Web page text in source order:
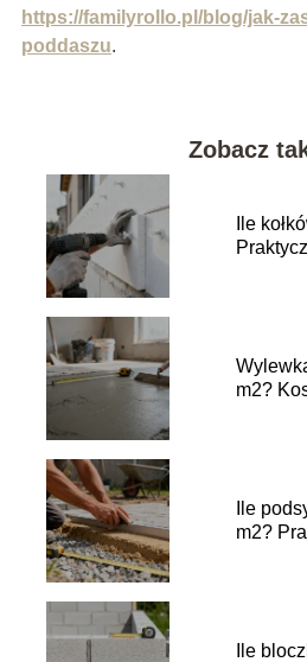
https://familyrollo.pl/blog/jak-
poddaszu.
Zobacz
Ile
m2?
Ile
m2?
Ile